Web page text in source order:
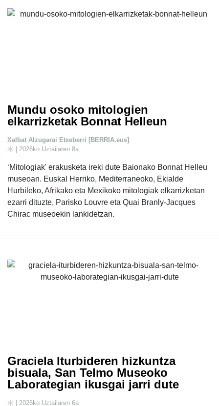
Mundu osoko mitologien
elkarrizketak Bonnat Helleun
Xalbat Alzugarai Etxeberri [BERRIA.eus]
| 2026ko Uztailaren 8a
‘Mitologiak' erakusketa ireki dute Baionako Bonnat Helleu
museoan. Euskal Herriko, Mediterraneoko, Ekialde
Hurbileko, Afrikako eta Mexikoko mitologiak elkarrizketan
ezarri dituzte, Parisko Louvre eta Quai Branly-Jacques
Chirac museoekin lankidetzan.
Graciela Iturbideren hizkuntza
bisuala, San Telmo Museoko
Laborategian ikusgai jarri dute
| 2026ko Uztailaren 6a